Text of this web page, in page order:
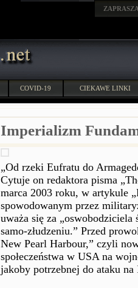
COVID-19 CIEKAWE LINKI
Imperializm
„Od rzeki Eufratu do
Cytuje on redaktora pisma
marca 2003 roku, w artykule
spowodowanym przez
uważa się za
samo-złudzeniu.” Przed
New Pearl Harbour,” czyli
społeczeństwa w USA na
jakoby potrzebnej do ataku na